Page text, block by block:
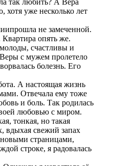
уже несколько лет
не замеченной.
опять же.
счастливы и
с мужем пролетело
болезнь. Его
А настоящая жизнь
Отвечала ему тоже
и боль. Так родилась
любовью с миром.
тонкая, но такая
вдыхая свежий запах
страницами,
строке, я радовалась